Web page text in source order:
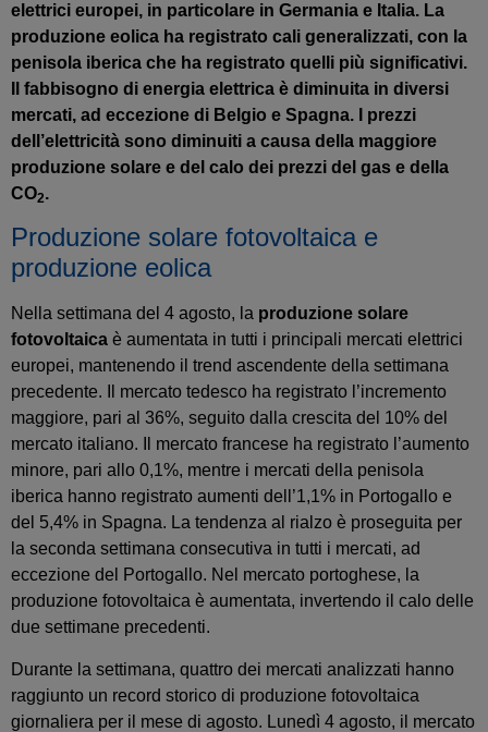
elettrici europei, in particolare in Germania e Italia. La
produzione eolica ha registrato cali generalizzati, con la
penisola iberica che ha registrato quelli più significativi.
Il fabbisogno di energia elettrica è diminuita in diversi
mercati, ad eccezione di Belgio e Spagna. I prezzi
dell’elettricità sono diminuiti a causa della maggiore
produzione solare e del calo dei prezzi del gas e della
CO2.
Produzione solare fotovoltaica e
produzione eolica
Nella settimana del 4 agosto, la produzione solare
fotovoltaica è aumentata in tutti i principali mercati elettrici
europei, mantenendo il trend ascendente della settimana
precedente. Il mercato tedesco ha registrato l’incremento
maggiore, pari al 36%, seguito dalla crescita del 10% del
mercato italiano. Il mercato francese ha registrato l’aumento
minore, pari allo 0,1%, mentre i mercati della penisola
iberica hanno registrato aumenti dell’1,1% in Portogallo e
del 5,4% in Spagna. La tendenza al rialzo è proseguita per
la seconda settimana consecutiva in tutti i mercati, ad
eccezione del Portogallo. Nel mercato portoghese, la
produzione fotovoltaica è aumentata, invertendo il calo delle
due settimane precedenti.
Durante la settimana, quattro dei mercati analizzati hanno
raggiunto un record storico di produzione fotovoltaica
giornaliera per il mese di agosto. Lunedì 4 agosto, il mercato